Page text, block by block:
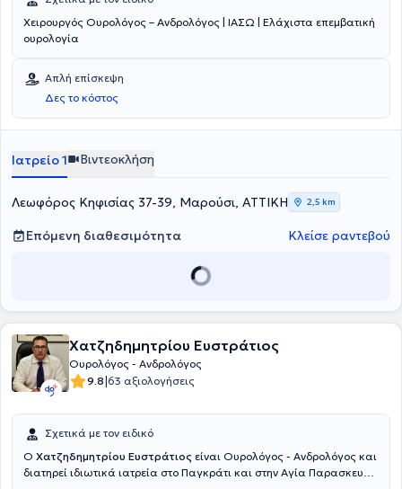
Χειρουργός Ουρολόγος – Ανδρολόγος | ΙΑΣΩ | Ελάχιστα επεμβατική
ουρολογία
Απλή επίσκεψη
Δες το κόστος
Ιατρείο 1 Βιντεοκλήση
Λεωφόρος Κηφισίας 37-39, Μαρούσι, ΑΤΤΙΚΗ 2,5 km
Επόμενη διαθεσιμότητα Κλείσε ραντεβού
Χατζηδημητρίου Ευστράτιος
Ουρολόγος - Ανδρολόγος
9.8|63 αξιολογήσεις
Σχετικά με τον ειδικό
Ο Χατζηδημητρίου Ευστράτιος είναι Ουρολόγος - Ανδρολόγος και
διατηρεί ιδιωτικά ιατρεία στο Παγκράτι και στην Αγία Παρασκευή.